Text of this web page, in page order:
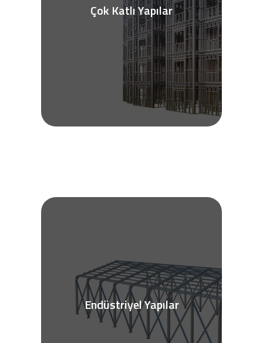
Çok Katlı Yapılar
Daha fazla
Endüstriyel Yapılar
Daha fazla